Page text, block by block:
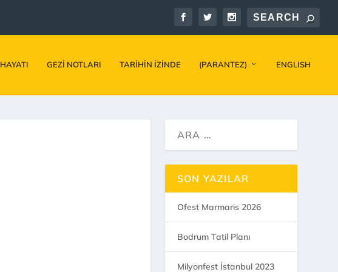
GEZI NOTLARI TARIHIN İZINDE (PARANTEZ) ENGLISH
SON YAZILAR
Ofest Marmaris 2026
Bodrum Tatil Planı
Milyonfest İstanbul 2023